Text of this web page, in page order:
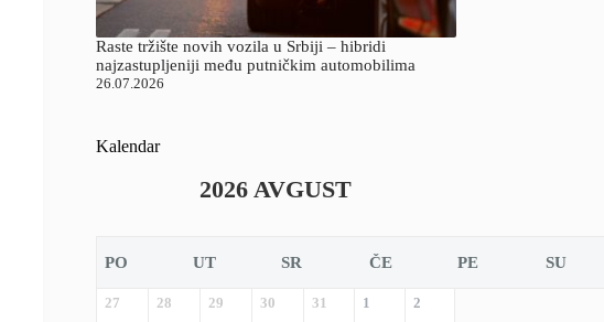
Raste tržište novih vozila u Srbiji – hibridi
najzastupljeniji među putničkim automobilima
26.07.2026
Kalendar
2026 AVGUST
PO UT SR ČE PE SU
27 28 29 30 31 1 2